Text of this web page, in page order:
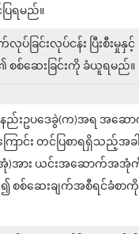
ြရမည်။
ြင်းလုပ်ငန်း ပြီးစီးမှုနှင့်
စစ်ဆေးခြင်းကို ခံယူရမည်။
နည်းဥပဒေခွဲ(က)အရ အဆ
ြောင်း တင်ပြစာရရှိသည့်အခ
အုံ)အား ယင်းအဆောက်အအုံ
စစ်ဆေးချက်အစီရင်ခံစာ